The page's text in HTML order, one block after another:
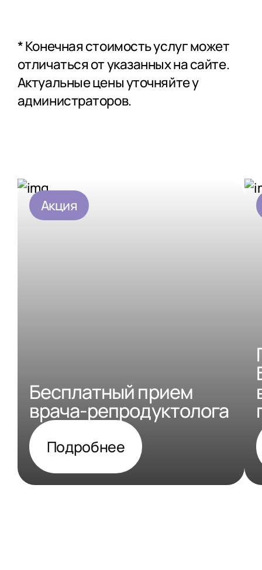
специалистов
* Конечная стоимость услуг может
отличаться от указанных на сайте.
Актуальные цены уточняйте у
администраторов.
Акция
Бесплатный прием
врача-репродуктолога
Подробнее